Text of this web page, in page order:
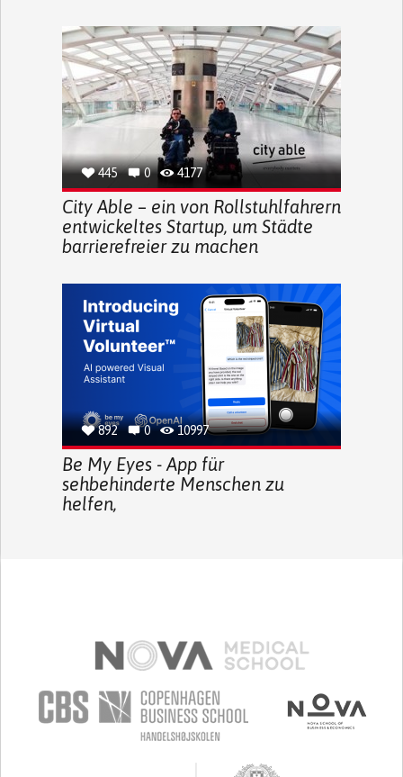
445 0 4177
City Able – ein von Rollstuhlfahrern
entwickeltes Startup, um Städte
barrierefreier zu machen
892 0 10997
Be My Eyes - App für
sehbehinderte Menschen zu
helfen,